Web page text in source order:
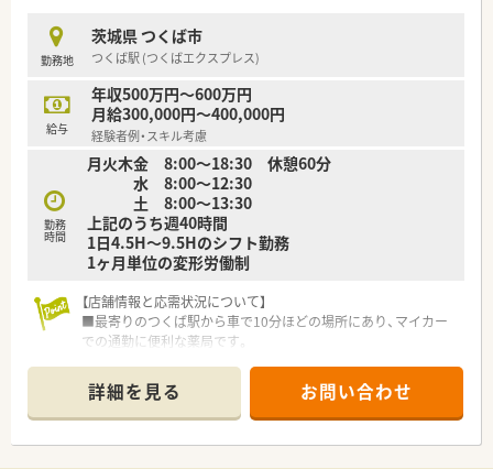
時短勤務ができるよう変更予定です。
■年間休日が120日とワークライフバランスが整っています
■日用品から常備薬まで、従業員割引制度など嬉しいメリットも
たくさんあります！
勤務地
茨城県 つくば市
つくば駅 (つくばエクスプレス)
給与
年収500万円～600万円
月給300,000円～400,000円
経験者例・スキル考慮
勤務
時間
月火木金 8:00〜18:30 休憩60分
水 8:00〜12:30
土 8:00〜13:30
上記のうち週40時間
1日4.5H〜9.5Hのシフト勤務
1ヶ月単位の変形労働制
【店舗情報と応需状況について】
■最寄りのつくば駅から車で10分ほどの場所にあり、マイカー
での通勤に便利な薬局です。
箋枚数は約60枚です。
■薬剤師は常勤2名とパート2名、事務スタッフも3名在籍してお
り、協力体制は万全です。
詳細を見る お問い合わせ